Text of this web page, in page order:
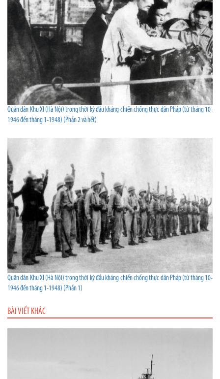
Quân dân Khu XI (Hà Nội) trong thời kỳ đầu kháng chiến chống thực dân Pháp (từ tháng 10-
1946 đến tháng 1-1948) (Phần 2 và hết)
Quân dân Khu XI (Hà Nội) trong thời kỳ đầu kháng chiến chống thực dân Pháp (từ tháng 10-
1946 đến tháng 1-1948) (Phần 1)
BÀI VIẾT KHÁC